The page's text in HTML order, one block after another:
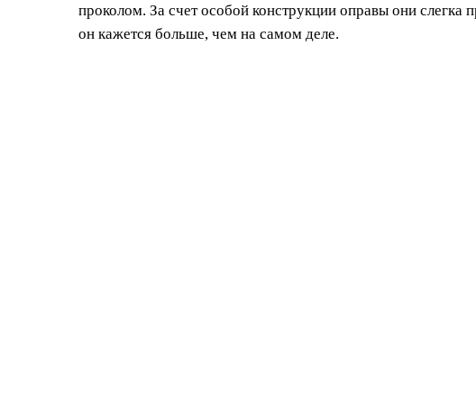
проколом. За счет особой конструкции оправы они
он кажется больше, чем на самом деле.